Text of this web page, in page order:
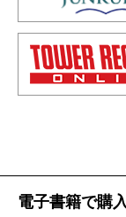
電子書籍で購